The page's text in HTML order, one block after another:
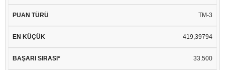
TM-3
419,39794
33.500